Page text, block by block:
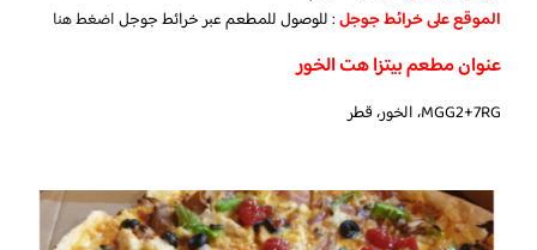
الموقع على خرائط جوجل: للوصول للمطعم عبر خرائط جوجلاضغط هنا
عنوان مطعم بيتزا هت الخور
MGG2+7RG، الخور، قطر